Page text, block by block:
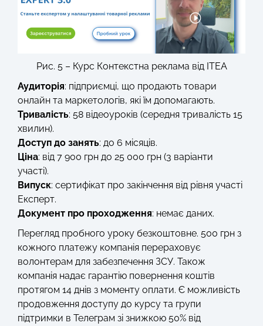
Рис. 5 – Курс Контекстна реклама від ITEA
Аудиторія: підприємці, що продають товари
онлайн та маркетологів, які їм допомагають.
Тривалість: 58 відеоуроків (середня тривалість 15
хвилин).
Доступ до занять: до 6 місяців.
Ціна: від 7 900 грн до 25 000 грн (3 варіанти
участі).
Випуск: сертифікат про закінчення від рівня участі
Експерт.
Документ про проходження: немає даних.
Перегляд пробного уроку безкоштовне. 500 грн з
кожного платежу компанія перераховує
волонтерам для забезпечення ЗСУ. Також
компанія надає гарантію повернення коштів
протягом 14 днів з моменту оплати. Є можливість
продовження доступу до курсу та групи
підтримки в Телеграм зі знижкою 50% від